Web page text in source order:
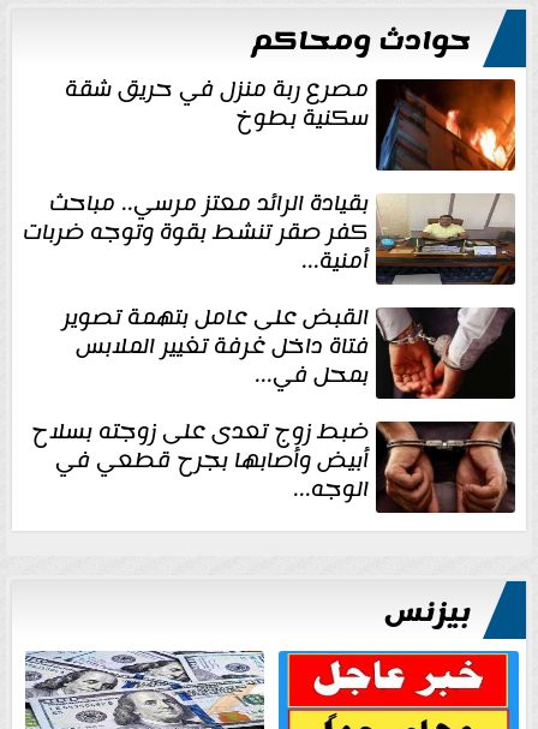
حوادث ومحاكم
مصرع ربة منزل في حريق شقة
سكنية بطوخ
بقيادة الرائد معتز مرسي.. مباحث
كفر صقر تنشط بقوة وتوجه ضربات
أمنية...
القبض على عامل بتهمة تصوير
فتاة داخل غرفة تغيير الملابس
بمحل في...
ضبط زوج تعدى على زوجته بسلاح
أبيض وأصابها بجرح قطعي في
الوجه...
بيزنس